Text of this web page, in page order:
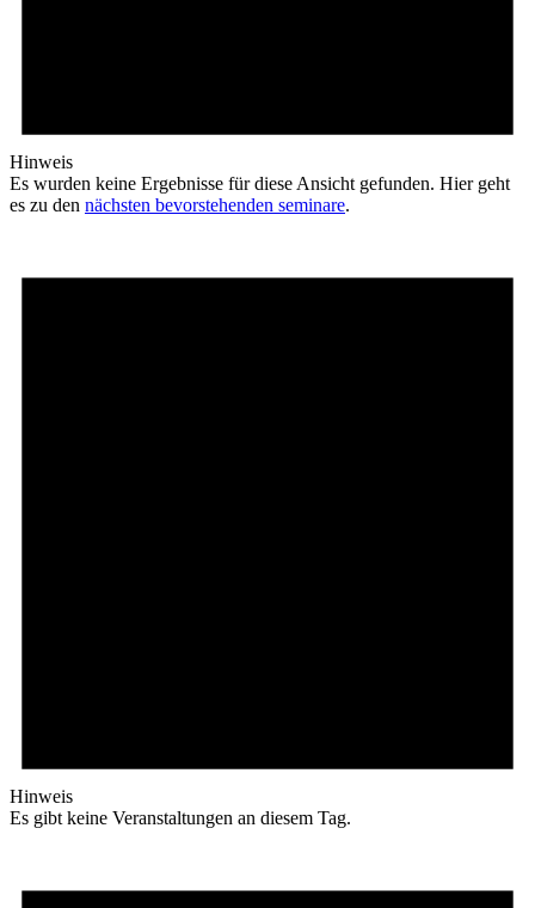
Hinweis
Es wurden keine Ergebnisse für diese Ansicht gefunden. Hier geht
es zu den nächsten bevorstehenden seminare.
Hinweis
Es gibt keine Veranstaltungen an diesem Tag.